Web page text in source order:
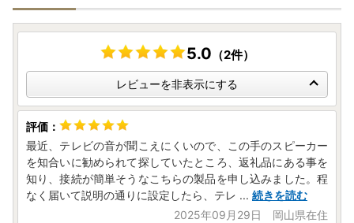
これらの返礼品は、品質保持の観点から再送対応はいたしか
ねます。
長期不在等によりお受け取りいただけなかった場合でも、再
■ 賞味期限の長い食品・食品以外の返礼品について
以下のような返礼品は、比較的賞味期限が長く、
可能な場合がございます。
・缶詰、レトルト食品、乾麺、フリーズドライ食品など
・工芸品、雑貨、日用品などの食品以外の返礼品
再送をご希望の場合は、送料等の費用を荷受人様にご負担い
5.0 （2件）
レビューを非表示にする
最近、テレビの音が聞こえにくいので、この手のスピーカー
を知合いに勧められて探していたところ、返礼品にある事を
知り、接続が簡単そうなこちらの製品を申し込みました。程
なく届いて説明の通りに設定したら、テレ ... 続きを読む
2025年09月29日 岡山県在住